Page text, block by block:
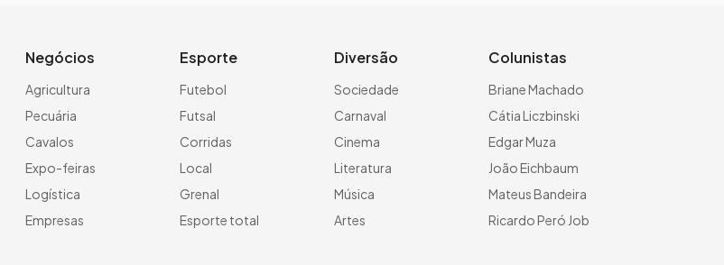
Negócios
Agricultura
Pecuária
Cavalos
Expo-feiras
Logística
Empresas
Esporte
Futebol
Futsal
Corridas
Local
Grenal
Esporte total
Diversão
Sociedade
Carnaval
Cinema
Literatura
Música
Artes
Colunistas
Briane Machado
Cátia Liczbinski
Edgar Muza
João Eichbaum
Mateus Bandeira
Ricardo Peró Job